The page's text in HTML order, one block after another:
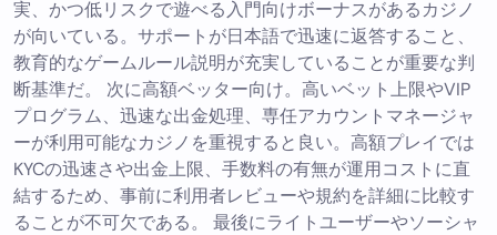
実、かつ低リスクで遊べる入門向けボーナスがあるカジノ
が向いている。サポートが日本語で迅速に返答すること、
教育的なゲームルール説明が充実していることが重要な判
断基準だ。 次に高額ベッター向け。高いベット上限やVIP
プログラム、迅速な出金処理、専任アカウントマネージャ
ーが利用可能なカジノを重視すると良い。高額プレイでは
KYCの迅速さや出金上限、手数料の有無が運用コストに直
結するため、事前に利用者レビューや規約を詳細に比較す
ることが不可欠である。 最後にライトユーザーやソーシャ